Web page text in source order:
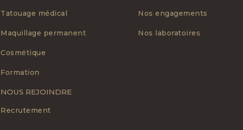
Tatouage médical
Maquillage permanent
Cosmétique
Formation
NOUS REJOINDRE
Recrutement
Nos engagements
Nos laboratoires